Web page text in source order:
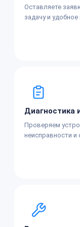
Оставляете
задачу и удобное
Диагностика
Проверяем
неисправности и